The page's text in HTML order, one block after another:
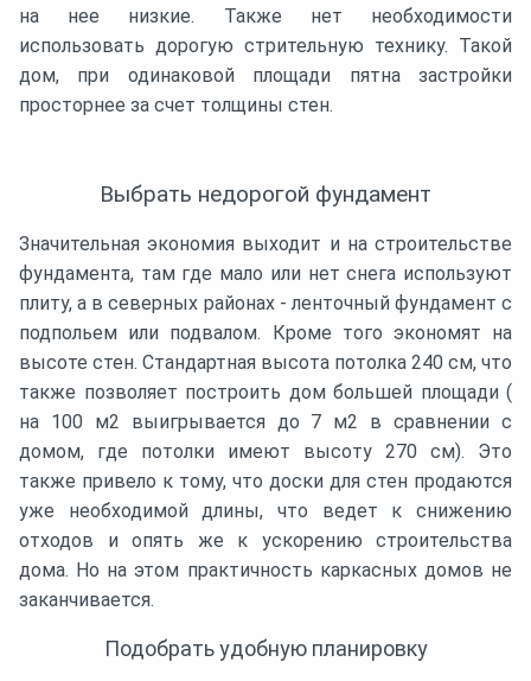
на нее низкие. Также нет необходимости
использовать дорогую стрительную технику. Такой
дом, при одинаковой площади пятна застройки
просторнее за счет толщины стен.
Выбрать недорогой фундамент
Значительная экономия выходит и на строительстве
фундамента, там где мало или нет снега используют
плиту, а в северных районах - ленточный фундамент с
подпольем или подвалом. Кроме того экономят на
высоте стен. Стандартная высота потолка 240 см, что
также позволяет построить дом большей площади (
на 100 м2 выигрывается до 7 м2 в сравнении с
домом, где потолки имеют высоту 270 см). Это
также привело к тому, что доски для стен продаются
уже необходимой длины, что ведет к снижению
отходов и опять же к ускорению строительства
дома. Но на этом практичность каркасных домов не
заканчивается.
Подобрать удобную планировку